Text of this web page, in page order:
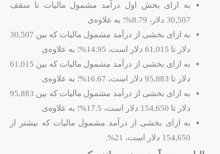
به ازای بخش اول درآمد مشمول مالیات تا سقف
30,507 دلار، 8.79%؛ به علاوه‌ی
به ازای بخشی از درآمد مشمول مالیات که بین 30,507
دلار تا 61,015 دلار است، 14.95%؛ به علاوه‌ی
به ازای بخشی از درآمد مشمول مالیات که بین 61,015
دلار تا 95,883 دلار است، 16.67%؛ به علاوه‌ی
به ازای بخشی از درآمد مشمول مالیات که بین 95,883
دلار تا 154,650 دلار است، 17.5%؛ به علاوه‌ی
به ازای بخشی از درآمد مشمول مالیات که بیشتر از
154,650 دلار است، 21%.